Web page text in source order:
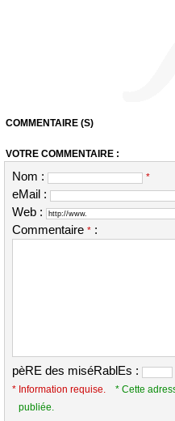
COMMENTAIRE (S)
VOTRE COMMENTAIRE :
Nom : *
eMail :
Web :
Commentaire * :
pèRE des miséRablEs :
* Information requise.
* Cette
publiée.